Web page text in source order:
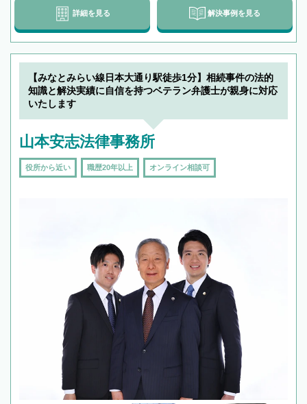
詳細を見る 解決事例を見る
【みなとみらい線日本大通り駅徒歩1分】相続事件の法的
知識と解決実績に自信を持つベテラン弁護士が親身に対応
いたします
山本安志法律事務所
役所から近い 職歴20年以上 オンライン相談可